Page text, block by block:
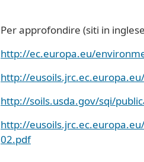
Per approfondire (siti in
http://ec.europa.eu/
http://eusoils.jrc.ec.europa.eu/
http://soils.usda.gov/sqi/
http://
02.pdf